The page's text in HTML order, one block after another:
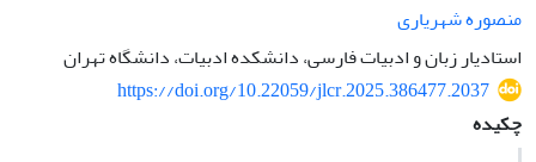
منصوره شهریاری
استادیار زبان و ادبیات فارسی، دانشکده ادبیات، دانشگاه تهران
https://doi.org/10.22059/jlcr.2025.386477.2037
چکیده